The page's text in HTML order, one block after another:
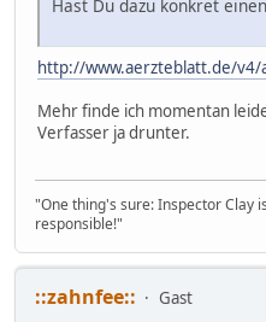
Hast Du dazu konkret
http://www.aerzteblatt.de/v4/
Mehr finde ich momentan
Verfasser ja drunter.
"One thing's sure: Inspector Clay
responsible!"
::zahnfee::
Gast